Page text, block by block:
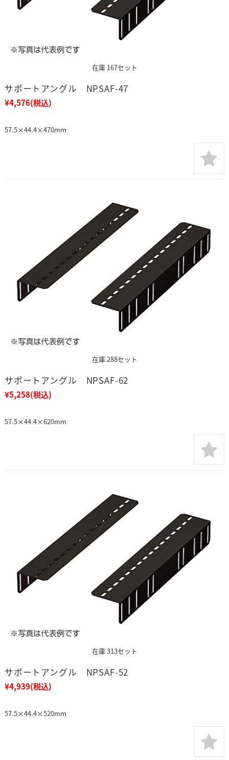
在庫 167セット
サポートアングル NPSAF-47
¥4,576(税込)
57.5×44.4×470mm
在庫 288セット
サポートアングル NPSAF-62
¥5,258(税込)
57.5×44.4×620mm
在庫 313セット
サポートアングル NPSAF-52
¥4,939(税込)
57.5×44.4×520mm